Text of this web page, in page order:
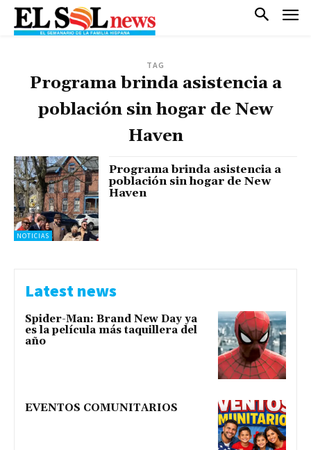
TAG
Programa brinda asistencia a
población sin hogar de New
Haven
NOTICIAS
Programa brinda asistencia a
población sin hogar de New
Haven
Latest news
Spider-Man: Brand New Day ya
es la película más taquillera del
año
EVENTOS COMUNITARIOS